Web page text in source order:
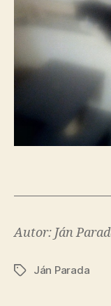
Autor: Ján
ZnačkyJán Parada